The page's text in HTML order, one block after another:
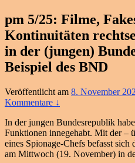
pm 5/25: Filme,
Kontinuitäten
in der (jungen)
Beispiel des BND
Veröffentlicht am 8. November
Kommentare ↓
In der jungen Bundesrepublik
Funktionen innegehabt. Mit der –
eines Spionage-Chefs befasst
am Mittwoch (19. November) in